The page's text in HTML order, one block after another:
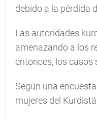
debido a la pérdida
Las autoridades
amenazando a los
entonces, los casos
Según una
mujeres del